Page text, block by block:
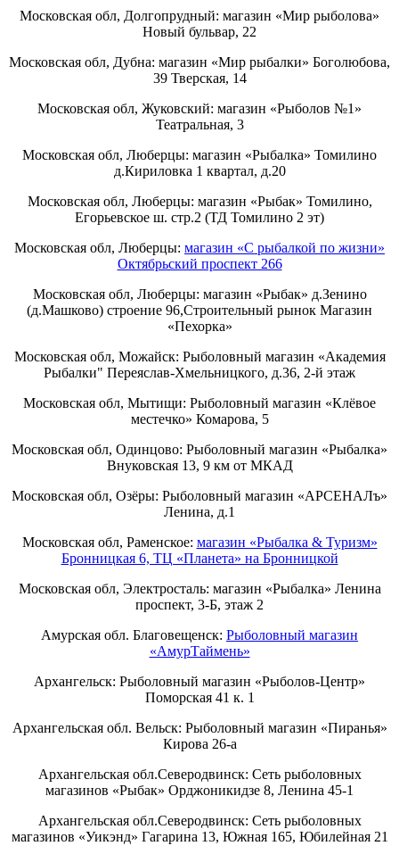
Московская обл, Долгопрудный: магазин «Мир рыболова»
Новый бульвар, 22
Московская обл, Дубна: магазин «Мир рыбалки» Боголюбова,
39 Тверская, 14
Московская обл, Жуковский: магазин «Рыболов №1»
Театральная, 3
Московская обл, Люберцы: магазин «Рыбалка» Томилино
д.Кириловка 1 квартал, д.20
Московская обл, Люберцы: магазин «Рыбак» Томилино,
Егорьевское ш. стр.2 (ТД Томилино 2 эт)
Московская обл, Люберцы: магазин «С рыбалкой по жизни»
Октябрьский проспект 266
Московская обл, Люберцы: магазин «Рыбак» д.Зенино
(д.Машково) строение 96,Строительный рынок Магазин
«Пехорка»
Московская обл, Можайск: Рыболовный магазин «Академия
Рыбалки" Переяслав-Хмельницкого, д.36, 2-й этаж
Московская обл, Мытищи: Рыболовный магазин «Клёвое
местечко» Комарова, 5
Московская обл, Одинцово: Рыболовный магазин «Рыбалка»
Внуковская 13, 9 км от МКАД
Московская обл, Озёры: Рыболовный магазин «АРСЕНАЛъ»
Ленина, д.1
Московская обл, Раменское: магазин «Рыбалка & Туризм»
Бронницкая 6, ТЦ «Планета» на Бронницкой
Московская обл, Электросталь: магазин «Рыбалка» Ленина
проспект, 3-Б, этаж 2
Амурская обл. Благовещенск: Рыболовный магазин
«АмурТаймень»
Архангельск: Рыболовный магазин «Рыболов-Центр»
Поморская 41 к. 1
Архангельская обл. Вельск: Рыболовный магазин «Пиранья»
Кирова 26-а
Архангельская обл.Северодвинск: Сеть рыболовных
магазинов «Рыбак» Орджоникидзе 8, Ленина 45-1
Архангельская обл.Северодвинск: Сеть рыболовных
магазинов «Уикэнд» Гагарина 13, Южная 165, Юбилейная 21